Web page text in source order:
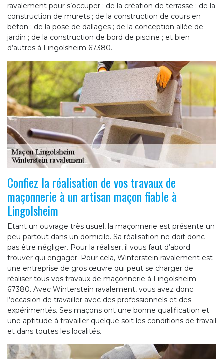
ravalement pour s’occuper : de la création de terrasse ; de la
construction de murets ; de la construction de cours en
béton ; de la pose de dallages ; de la conception allée de
jardin ; de la construction de bord de piscine ; et bien
d’autres à Lingolsheim 67380.
Confiez la réalisation de vos travaux de
maçonnerie à un artisan maçon fiable à
Lingolsheim
Etant un ouvrage très usuel, la maçonnerie est présente un
peu partout dans un domicile. Sa réalisation ne doit donc
pas être négliger. Pour la réaliser, il vous faut d’abord
trouver qui engager. Pour cela, Winterstein ravalement est
une entreprise de gros œuvre qui peut se charger de
réaliser tous vos travaux de maçonnerie à Lingolsheim
67380. Avec Winterstein ravalement, vous avez donc
l’occasion de travailler avec des professionnels et des
expérimentés. Ses maçons ont une bonne qualification et
une aptitude à travailler quelque soit les conditions de travail
et dans toutes les localités.